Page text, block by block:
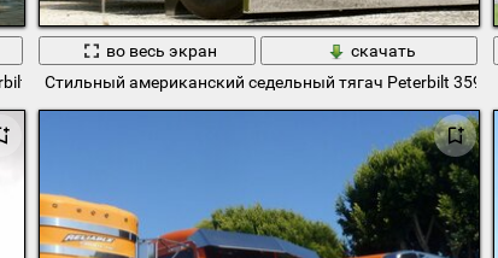
во весь экран
скачать
Стильный американский седельный тягач Peterbilt 359